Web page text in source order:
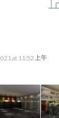
at 11:52 上午